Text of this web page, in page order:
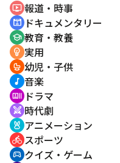
ondemand_video 報道・時事
cinematic_blur ドキュメンタリー
school 教育・教養
emoji_objects 実用
crib 幼児・子供
music_note 音楽
recent_actors ドラマ
swords 時代劇
cruelty_free アニメーション
directions_bike スポーツ
sports_esports クイズ・ゲーム